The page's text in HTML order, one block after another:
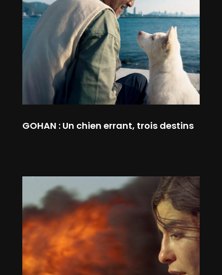
GOHAN : Un chien errant, trois destins